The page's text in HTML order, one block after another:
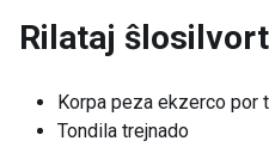
Rilataj
Korpa peza ekzerco por
Tondila trejnado